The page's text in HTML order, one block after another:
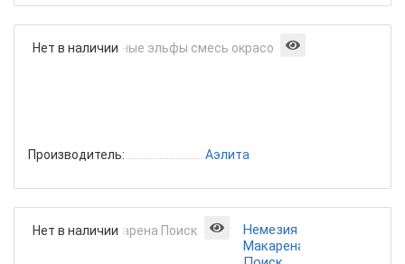
Нет в наличии
Производитель: Аэлита
Нет в наличии
Немезия
Макарена